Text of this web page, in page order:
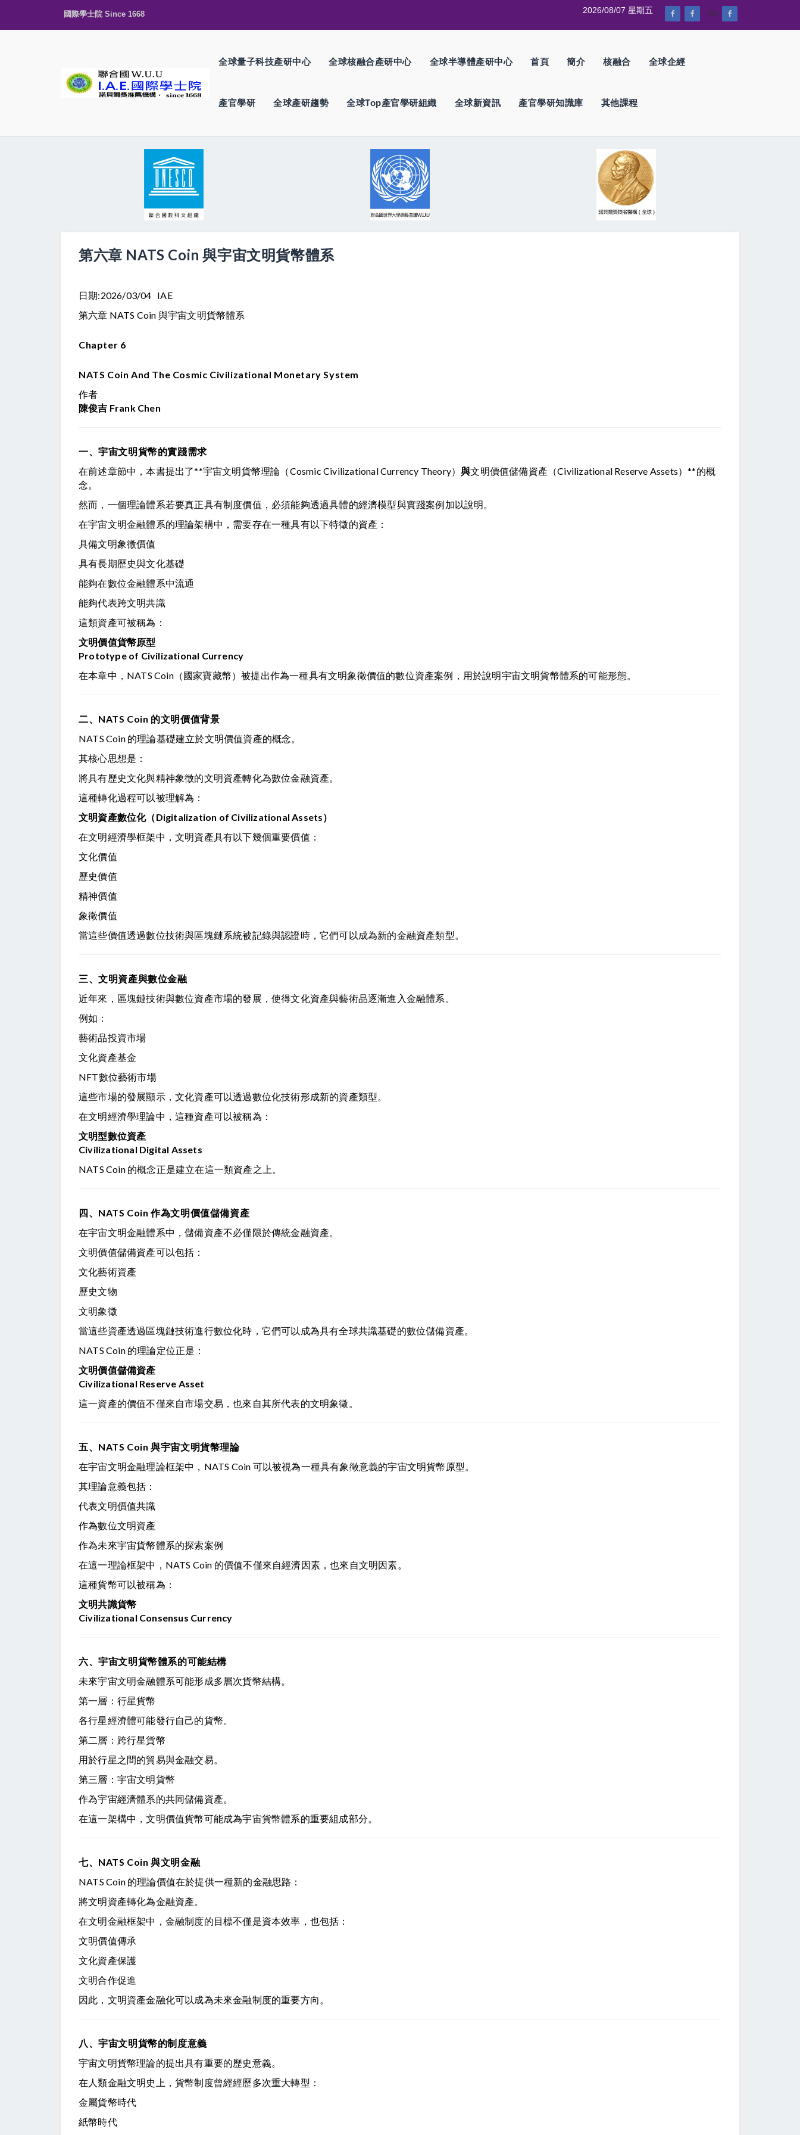
國際學士院 Since 1668 --%>
2026/08/07 星期五
全球量子科技產研中心 全球核融合產研中心 全球半導體產研中心 首頁 簡介 核融合 全球企經
產官學研 全球產研趨勢 全球Top產官學研組織 全球新資訊 產官學研知識庫 其他課程
第六章 NATS Coin 與宇宙文明貨幣體系
日期:2026/03/04 IAE
第六章 NATS Coin 與宇宙文明貨幣體系
Chapter 6
NATS Coin And The Cosmic Civilizational Monetary System
作者
陳俊吉 Frank Chen
一、宇宙文明貨幣的實踐需求
在前述章節中，本書提出了**宇宙文明貨幣理論（Cosmic Civilizational Currency Theory）與文明價值儲備資產（Civilizational Reserve Assets）**的概
念。
然而，一個理論體系若要真正具有制度價值，必須能夠透過具體的經濟模型與實踐案例加以說明。
在宇宙文明金融體系的理論架構中，需要存在一種具有以下特徵的資產：
具備文明象徵價值
具有長期歷史與文化基礎
能夠在數位金融體系中流通
能夠代表跨文明共識
這類資產可被稱為：
文明價值貨幣原型
Prototype of Civilizational Currency
在本章中，NATS Coin（國家寶藏幣）被提出作為一種具有文明象徵價值的數位資產案例，用於說明宇宙文明貨幣體系的可能形態。
二、NATS Coin 的文明價值背景
NATS Coin 的理論基礎建立於文明價值資產的概念。
其核心思想是：
將具有歷史文化與精神象徵的文明資產轉化為數位金融資產。
這種轉化過程可以被理解為：
文明資產數位化（Digitalization of Civilizational Assets）
在文明經濟學框架中，文明資產具有以下幾個重要價值：
文化價值
歷史價值
精神價值
象徵價值
當這些價值透過數位技術與區塊鏈系統被記錄與認證時，它們可以成為新的金融資產類型。
三、文明資產與數位金融
近年來，區塊鏈技術與數位資產市場的發展，使得文化資產與藝術品逐漸進入金融體系。
例如：
藝術品投資市場
文化資產基金
NFT數位藝術市場
這些市場的發展顯示，文化資產可以透過數位化技術形成新的資產類型。
在文明經濟學理論中，這種資產可以被稱為：
文明型數位資產
Civilizational Digital Assets
NATS Coin 的概念正是建立在這一類資產之上。
四、NATS Coin 作為文明價值儲備資產
在宇宙文明金融體系中，儲備資產不必僅限於傳統金融資產。
文明價值儲備資產可以包括：
文化藝術資產
歷史文物
文明象徵
當這些資產透過區塊鏈技術進行數位化時，它們可以成為具有全球共識基礎的數位儲備資產。
NATS Coin 的理論定位正是：
文明價值儲備資產
Civilizational Reserve Asset
這一資產的價值不僅來自市場交易，也來自其所代表的文明象徵。
五、NATS Coin 與宇宙文明貨幣理論
在宇宙文明金融理論框架中，NATS Coin 可以被視為一種具有象徵意義的宇宙文明貨幣原型。
其理論意義包括：
代表文明價值共識
作為數位文明資產
作為未來宇宙貨幣體系的探索案例
在這一理論框架中，NATS Coin 的價值不僅來自經濟因素，也來自文明因素。
這種貨幣可以被稱為：
文明共識貨幣
Civilizational Consensus Currency
六、宇宙文明貨幣體系的可能結構
未來宇宙文明金融體系可能形成多層次貨幣結構。
第一層：行星貨幣
各行星經濟體可能發行自己的貨幣。
第二層：跨行星貨幣
用於行星之間的貿易與金融交易。
第三層：宇宙文明貨幣
作為宇宙經濟體系的共同儲備資產。
在這一架構中，文明價值貨幣可能成為宇宙貨幣體系的重要組成部分。
七、NATS Coin 與文明金融
NATS Coin 的理論價值在於提供一種新的金融思路：
將文明資產轉化為金融資產。
在文明金融框架中，金融制度的目標不僅是資本效率，也包括：
文明價值傳承
文化資產保護
文明合作促進
因此，文明資產金融化可以成為未來金融制度的重要方向。
八、宇宙文明貨幣的制度意義
宇宙文明貨幣理論的提出具有重要的歷史意義。
在人類金融文明史上，貨幣制度曾經經歷多次重大轉型：
金屬貨幣時代
紙幣時代